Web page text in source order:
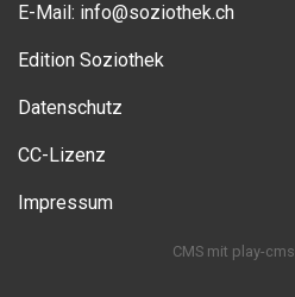
E-Mail: info@soziothek.ch
Edition Soziothek
Datenschutz
CC-Lizenz
Impressum
CMS mit play-cms